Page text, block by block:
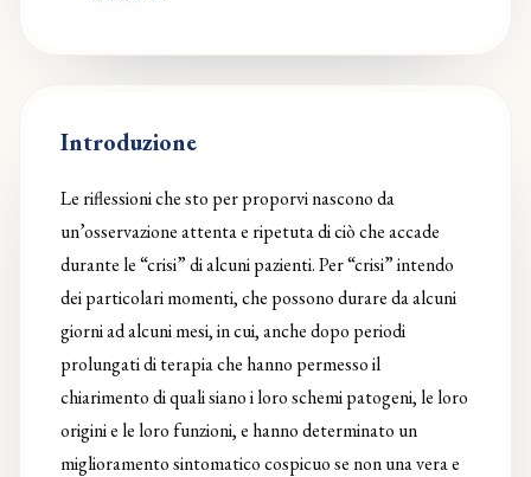
Introduzione
Le riflessioni che sto per proporvi nascono da
un’osservazione attenta e ripetuta di ciò che accade
durante le “crisi” di alcuni pazienti. Per “crisi” intendo
dei particolari momenti, che possono durare da alcuni
giorni ad alcuni mesi, in cui, anche dopo periodi
prolungati di terapia che hanno permesso il
chiarimento di quali siano i loro schemi patogeni, le loro
origini e le loro funzioni, e hanno determinato un
miglioramento sintomatico cospicuo se non una vera e